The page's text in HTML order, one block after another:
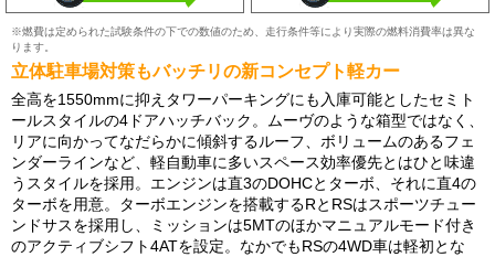
※燃費は定められた試験条件の下での数値のため、走行条件等により実際の燃料消費率は異な
ります。
立体駐車場対策もバッチリの新コンセプト軽カー
全高を1550mmに抑えタワーパーキングにも入庫可能としたセミト
ールスタイルの4ドアハッチバック。ムーヴのような箱型ではなく、
リアに向かってなだらかに傾斜するルーフ、ボリュームのあるフェ
ンダーラインなど、軽自動車に多いスペース効率優先とはひと味違
うスタイルを採用。エンジンは直3のDOHCとターボ、それに直4の
ターボを用意。ターボエンジンを搭載するRとRSはスポーツチュー
ンドサスを採用し、ミッションは5MTのほかマニュアルモード付き
のアクティブシフト4ATを設定。なかでもRSの4WD車は軽初とな